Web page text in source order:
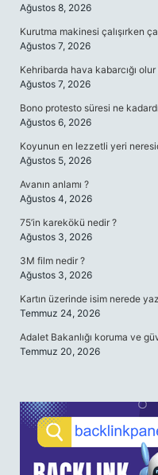
Ağustos 8, 2026
Kurutma makinesi çalışırken
Ağustos 7, 2026
Kehribarda hava kabarcığı olur
Ağustos 7, 2026
Bono protesto süresi ne
Ağustos 6, 2026
Koyunun en lezzetli yeri
Ağustos 5, 2026
Avanın anlamı ?
Ağustos 4, 2026
75’in karekökü nedir ?
Ağustos 3, 2026
3M film nedir ?
Ağustos 3, 2026
Kartın üzerinde isim nerede
Temmuz 24, 2026
Adalet Bakanlığı koruma ve
Temmuz 20, 2026